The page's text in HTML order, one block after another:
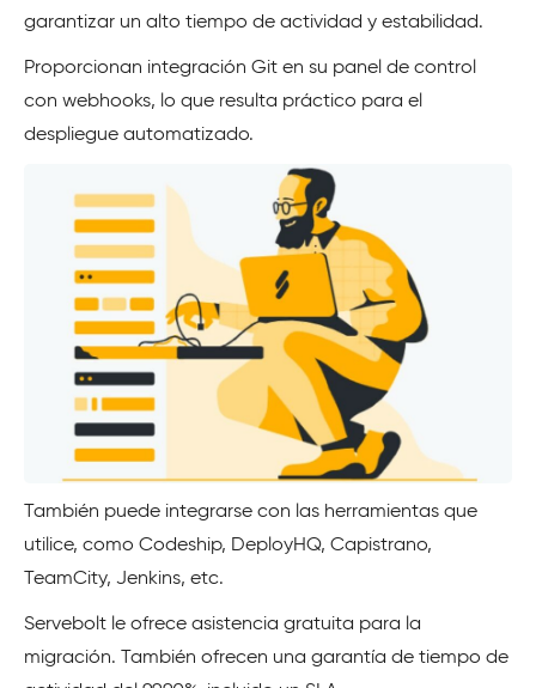
garantizar un alto tiempo de actividad y estabilidad.
Proporcionan integración Git en su panel de control
con webhooks, lo que resulta práctico para el
despliegue automatizado.
También puede integrarse con las herramientas que
utilice, como Codeship, DeployHQ, Capistrano,
TeamCity, Jenkins, etc.
Servebolt le ofrece asistencia gratuita para la
migración. También ofrecen una garantía de tiempo de